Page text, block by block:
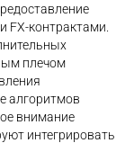
FX-контрактами.
плечом
алгоритмов
внимание
интегрировать